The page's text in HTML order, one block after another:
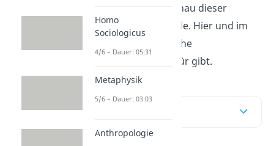
beschäftigt sich mit genau dieser
moralischen Zwickmühle. Hier und im
erfährst du, welche
Lösungsansätze es dafür gibt.
Homo
Sociologicus
4/6 – Dauer: 05:31
Metaphysik
5/6 – Dauer: 03:03
Anthropologie